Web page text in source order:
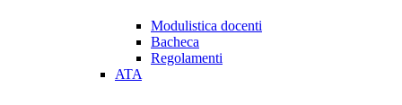
Modulistica docenti
Bacheca
Regolamenti
ATA